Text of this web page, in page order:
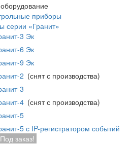
приборы
серии «Гранит»
3 Эк
6 Эк
9 Эк
2 (снят с производства)
3
4 (снят с производства)
5
5 с IP-регистратором событий
Под заказ!